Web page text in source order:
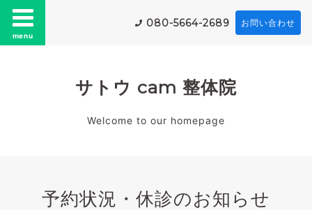
menu
080-5664-2689 お問い合わせ
サトウ cam 整体院
Welcome to our homepage
予約状況・休診のお知らせ